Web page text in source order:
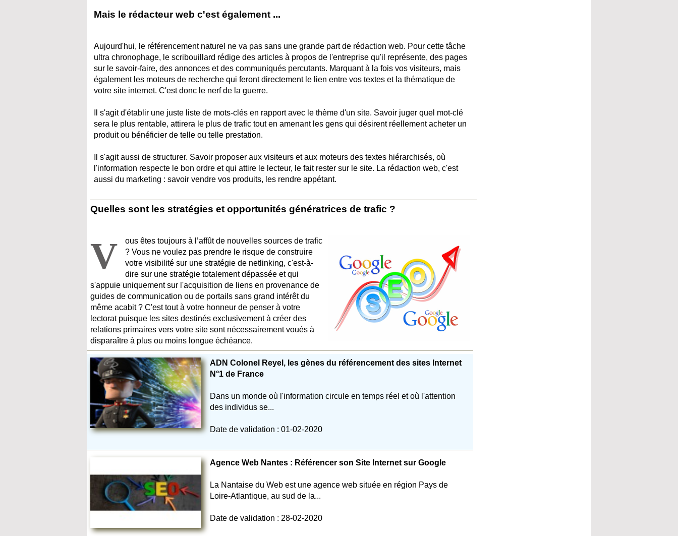
Mais le rédacteur web c'est également ...
Aujourd'hui, le référencement naturel ne va pas sans une grande part de rédaction web. Pour cette tâche
ultra chronophage, le scribouillard rédige des articles à propos de l'entreprise qu'il représente, des pages
sur le savoir-faire, des annonces et des communiqués percutants. Marquant à la fois vos visiteurs, mais
également les moteurs de recherche qui feront directement le lien entre vos textes et la thématique de
votre site internet. C'est donc le nerf de la guerre.
Il s'agit d'établir une juste liste de mots-clés en rapport avec le thème d'un site. Savoir juger quel mot-clé
sera le plus rentable, attirera le plus de trafic tout en amenant les gens qui désirent réellement acheter un
produit ou bénéficier de telle ou telle prestation.
Il s'agit aussi de structurer. Savoir proposer aux visiteurs et aux moteurs des textes hiérarchisés, où
l'information respecte le bon ordre et qui attire le lecteur, le fait rester sur le site. La rédaction web, c'est
aussi du marketing : savoir vendre vos produits, les rendre appétant.
Quelles sont les stratégies et opportunités génératrices de trafic ?
V
ous êtes toujours à l’affût de nouvelles sources de trafic
? Vous ne voulez pas prendre le risque de construire
votre visibilité sur une stratégie de netlinking, c'est-à-
dire sur une stratégie totalement dépassée et qui
s'appuie uniquement sur l'acquisition de liens en provenance de
guides de communication ou de portails sans grand intérêt du
même acabit ? C'est tout à votre honneur de penser à votre
lectorat puisque les sites destinés exclusivement à créer des
relations primaires vers votre site sont nécessairement voués à
disparaître à plus ou moins longue échéance.
ADN Colonel Reyel, les gènes du référencement des sites Internet
N°1 de France
Dans un monde où l'information circule en temps réel et où l'attention
des individus se...
Date de validation : 01-02-2020
Agence Web Nantes : Référencer son Site Internet sur Google
La Nantaise du Web est une agence web située en région Pays de
Loire-Atlantique, au sud de la...
Date de validation : 28-02-2020